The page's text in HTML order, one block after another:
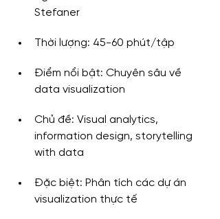
Stefaner
Thời lượng: 45-60 phút/tập
Điểm nổi bật: Chuyên sâu về
data visualization
Chủ đề: Visual analytics,
information design, storytelling
with data
Đặc biệt: Phân tích các dự án
visualization thực tế